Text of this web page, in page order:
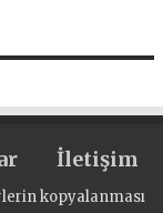
İletişim
kopyalanması